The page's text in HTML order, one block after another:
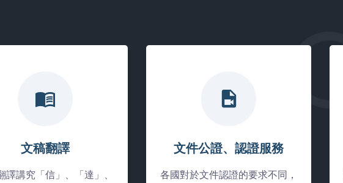
文稿翻譯
譯講究「信」、「達」、
文件公證、認證服務
各國對於文件認證的要求不同，